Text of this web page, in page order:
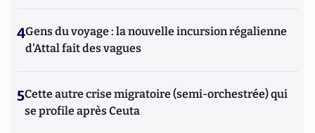
4Gens du voyage : la nouvelle incursion régalienne
d'Attal fait des vagues
5Cette autre crise migratoire (semi-orchestrée) qui
se profile après Ceuta